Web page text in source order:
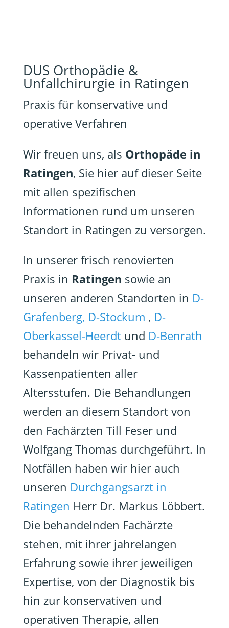
DUS Orthopädie &
Unfallchirurgie in Ratingen
Praxis für konservative und
operative Verfahren
Wir freuen uns, als Orthopäde in
Ratingen, Sie hier auf dieser Seite
mit allen spezifischen
Informationen rund um unseren
Standort in Ratingen zu versorgen.
In unserer frisch renovierten
Praxis in Ratingen sowie an
unseren anderen Standorten in D-
Grafenberg, D-Stockum , D-
Oberkassel-Heerdtund D-Benrath
behandeln wir Privat- und
Kassenpatienten aller
Altersstufen. Die Behandlungen
werden an diesem Standort von
den Fachärzten Till Feser und
Wolfgang Thomas durchgeführt. In
Notfällen haben wir hier auch
unseren Durchgangsarzt in
Ratingen Herr Dr. Markus Löbbert.
Die behandelnden Fachärzte
stehen, mit ihrer jahrelangen
Erfahrung sowie ihrer jeweiligen
Expertise, von der Diagnostik bis
hin zur konservativen und
operativen Therapie, allen